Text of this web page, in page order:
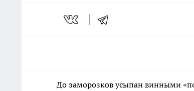
До заморозков усыпан винными